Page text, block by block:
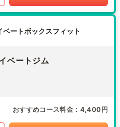
ベートボックスフィット
ベートジム
おすすめコース料金 4,400円